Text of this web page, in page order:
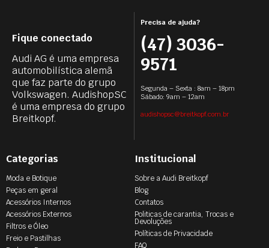
Fique conectado
Audi AG é uma empresa
automobilística alemã
que faz parte do grupo
Volkswagen. AudishopSC
é uma empresa do grupo
Breitkopf.
Precisa de ajuda?
(47) 3036-
9571
Segunda – Sexta : 8am – 18pm
Sábado: 9am – 12am
audishopsc@breitkopf.com.br
Categorias
Moda e Botique
Peças em geral
Acessórios Internos
Acessórios Externos
Filtros e Óleo
Freio e Pastilhas
Institucional
Sobre a Audi Breitkopf
Blog
Contatos
Politicas de carantia, Trocas e
Devoluções
Políticas de Privacidade
FAQ